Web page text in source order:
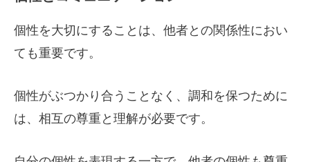
個性を大切にすることは、他者との関係性におい
ても重要です。
個性がぶつかり合うことなく、調和を保つために
は、相互の尊重と理解が必要です。